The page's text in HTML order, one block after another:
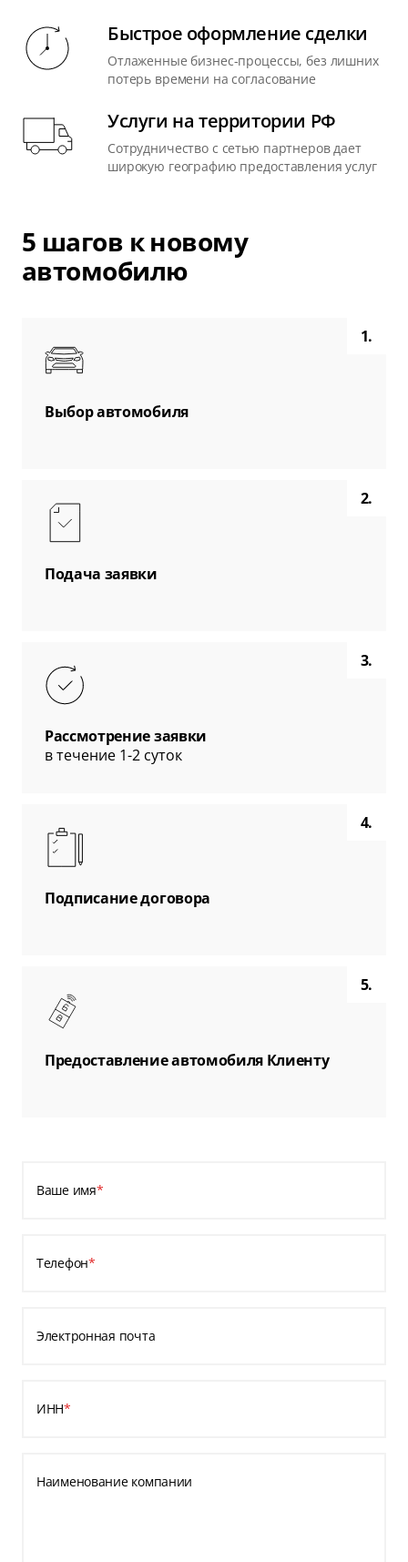
Быстрое оформление сделки
Отлаженные бизнес-процессы, без лишних
потерь времени на согласование
Услуги на территории РФ
Сотрудничество с сетью партнеров дает
широкую географию предоставления услуг
5 шагов к новому
автомобилю
1.
Выбор автомобиля
2.
Подача заявки
3.
Рассмотрение заявки
в течение 1-2 суток
4.
Подписание договора
5.
Предоставление автомобиля Клиенту
Ваше имя*
Телефон*
Электронная почта
ИНН*
Наименование компании